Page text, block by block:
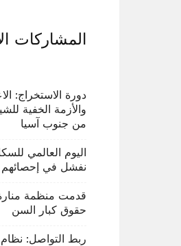
المشاركات
دورة الاستخراج:
والأزمة الخفية
من جنوب آسيا
اليوم العالمي
نفشل في إحصائهم
قدمت منظمة منارة
حقوق كبار السن
ربط التواصل: